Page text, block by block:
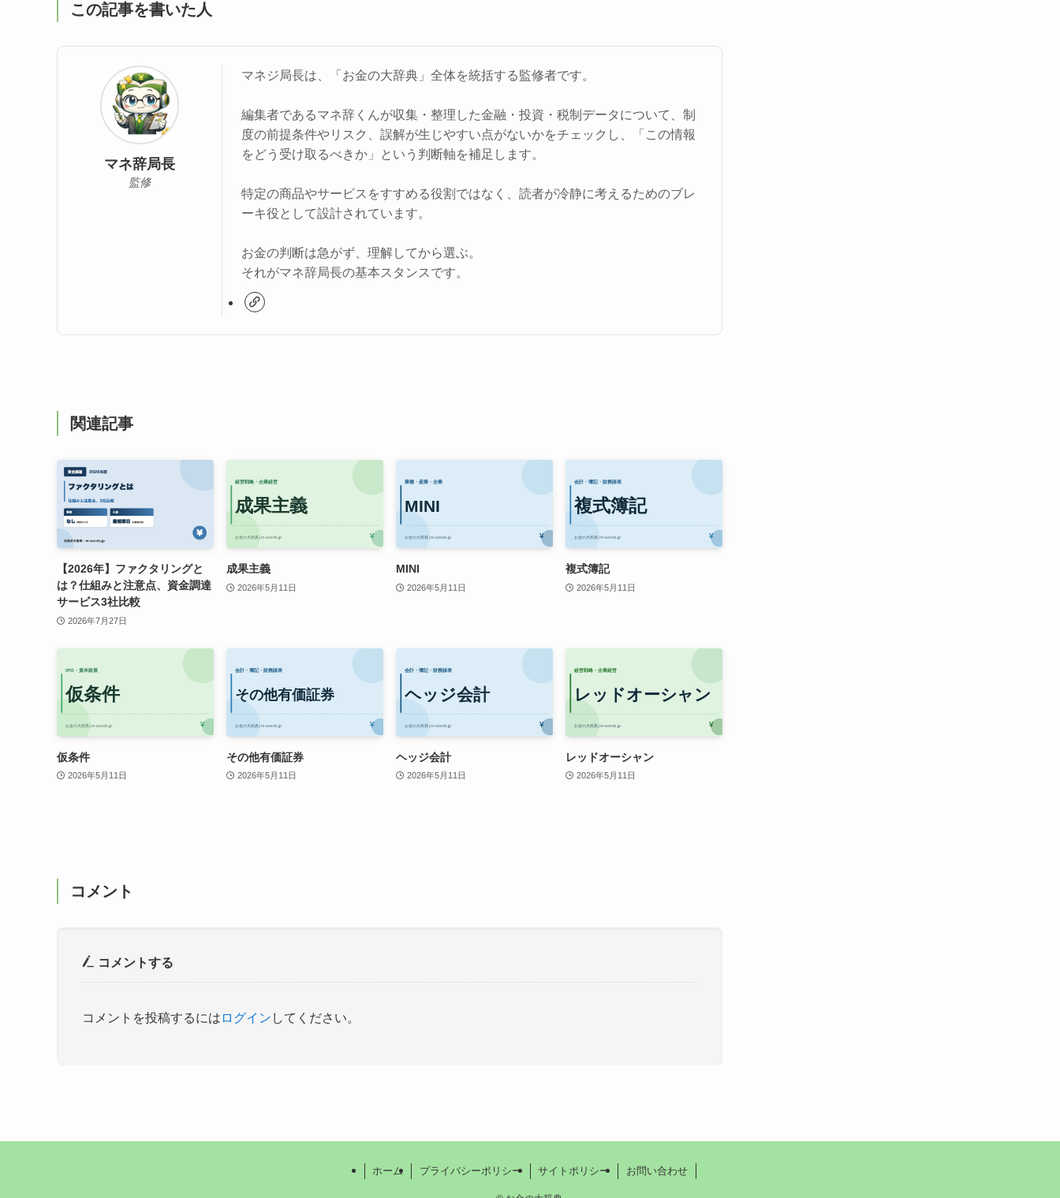
この記事を書いた人
マネ辞局長
監修
マネジ局長は、「お金の大辞典」全体を統括する監修者です。
編集者であるマネ辞くんが収集・整理した金融・投資・税制データについて、制
度の前提条件やリスク、誤解が生じやすい点がないかをチェックし、「この情報
をどう受け取るべきか」という判断軸を補足します。
特定の商品やサービスをすすめる役割ではなく、読者が冷静に考えるためのブレ
ーキ役として設計されています。
お金の判断は急がず、理解してから選ぶ。
それがマネ辞局長の基本スタンスです。
関連記事
【2026年】ファクタリングと
は？仕組みと注意点、資金調達
サービス3社比較
2026年7月27日
成果主義
2026年5月11日
MINI
2026年5月11日
複式簿記
2026年5月11日
仮条件
2026年5月11日
その他有価証券
2026年5月11日
ヘッジ会計
2026年5月11日
レッドオーシャン
2026年5月11日
コメント
コメントする
コメントを投稿するには ログイン してください。
ホーム プライバシーポリシー サイトポリシー お問い合わせ